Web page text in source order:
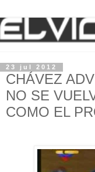
23 jul 2012
CHÁVEZ
NO SE
COMO EL